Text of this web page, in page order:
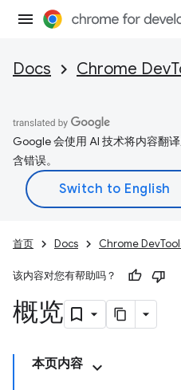
Docs Chrome
Google 会使用 AI 技术将内容翻
含错误。
首页 Docs Chrome
该内容对您有帮助吗？
概览
本页内容